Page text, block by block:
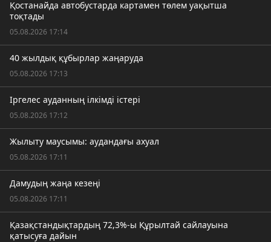
Қостанайда автобустарда картамен төлем уақытша
тоқтады
05.08.2026 17:14
40 жылдық құбырлар жаңаруда
05.08.2026 17:13
Іргелес ауданның ілкімді істері
05.08.2026 17:12
Жылыту маусымы: аудандағы ахуал
05.08.2026 17:11
Дамудың жаңа кезеңі
05.08.2026 17:11
Қазақстандықтардың 72,3%-ы Құрылтай сайлауына
қатысуға дайын